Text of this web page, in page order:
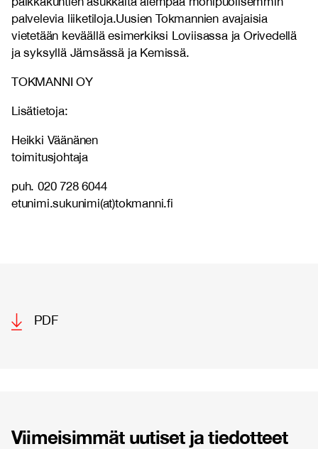
palvelevia liiketiloja.Uusien Tokmannien avajaisia
vietetään keväällä esimerkiksi Loviisassa ja Orivedellä
ja syksyllä Jämsässä ja Kemissä.
TOKMANNI OY
Lisätietoja:
Heikki Väänänen
toimitusjohtaja
puh. 020 728 6044
etunimi.sukunimi(at)tokmanni.fi
PDF
Viimeisimmät uutiset ja tiedotteet